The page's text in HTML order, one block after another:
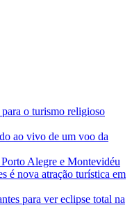
o turismo religioso
ao vivo de um voo da
Alegre e Montevidéu
é nova atração turística em
para ver eclipse total na